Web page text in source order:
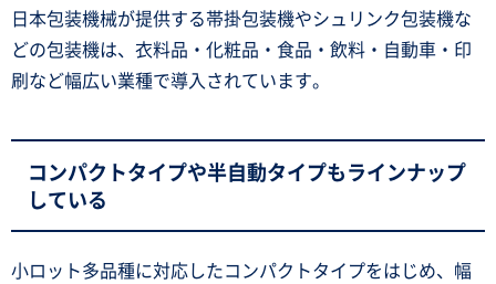
日本包装機械が提供する帯掛包装機やシュリンク包装機な
どの包装機は、衣料品・化粧品・食品・飲料・自動車・印
刷など幅広い業種で導入されています。
コンパクトタイプや半自動タイプもラインナップ
している
小ロット多品種に対応したコンパクトタイプをはじめ、幅